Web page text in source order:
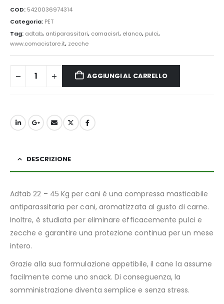
COD: 5420036974314
Categoria: PET
Tag: adtab, antiparassitari, comacisrl, elanco, pulci,
www.comacistore.it, zecche
AGGIUNGI AL CARRELLO
DESCRIZIONE
Adtab 22 – 45 Kg per cani è una compressa masticabile
antiparassitaria per cani, aromatizzata al gusto di carne.
Inoltre, è studiata per eliminare efficacemente pulci e
zecche e garantire una protezione continua per un mese
intero.
Grazie alla sua formulazione appetibile, il cane la assume
facilmente come uno snack. Di conseguenza, la
somministrazione diventa semplice e senza stress.